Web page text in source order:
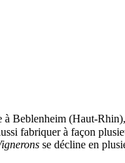
Beblenheim (Haut-
fabriquer à façon
se décline en